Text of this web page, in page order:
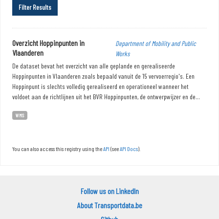
Filter Results
Overzicht Hoppinpunten in
Vlaanderen
Department of Mobility and Public
Works
De dataset bevat het overzicht van alle geplande en gerealiseerde
Hoppinpunten in Vlaanderen zoals bepaald vanuit de 15 vervoerregio's. Een
Hoppinpunt is slechts volledig gerealiseerd en operationeel wanneer het
voldoet aan de richtlijnen uit het BVR Hoppinpunten, de ontwerpwijzer en de...
WMS
You can also access this registry using theAPI (seeAPI Docs).
Follow us on LinkedIn
About Transportdata.be